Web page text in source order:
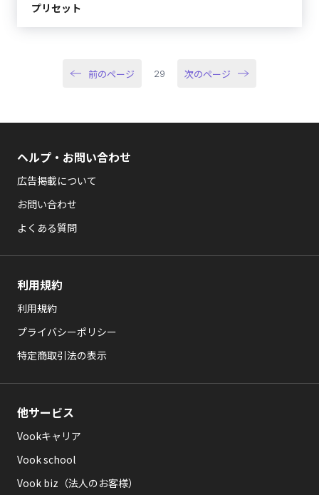
プリセット
前のページ 29 次のページ
ヘルプ・お問い合わせ
広告掲載について
お問い合わせ
よくある質問
利用規約
利用規約
プライバシーポリシー
特定商取引法の表示
他サービス
Vookキャリア
Vook school
Vook biz（法人のお客様）